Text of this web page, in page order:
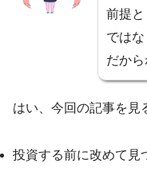
前提
では
だから
はい、今回の記事を見
投資する前に改めて見